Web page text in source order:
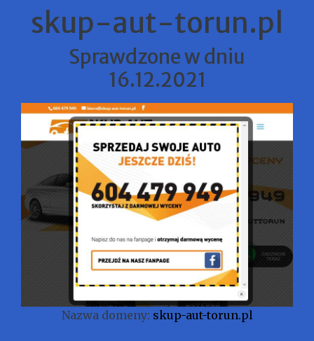
skup-aut-torun.pl
Sprawdzone w dniu
16.12.2021
Nazwa domeny: skup-aut-torun.pl